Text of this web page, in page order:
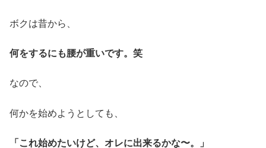
ボクは昔から、
何をするにも腰が重いです。笑
なので、
何かを始めようとしても、
「これ始めたいけど、オレに出来るかな〜。」